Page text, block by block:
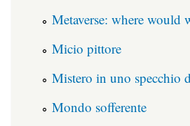
Metaverse: where would
Micio pittore
Mistero in uno specchio
Mondo sofferente